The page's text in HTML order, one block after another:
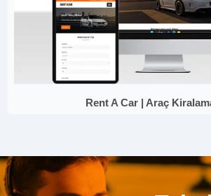
Rent A Car | Araç